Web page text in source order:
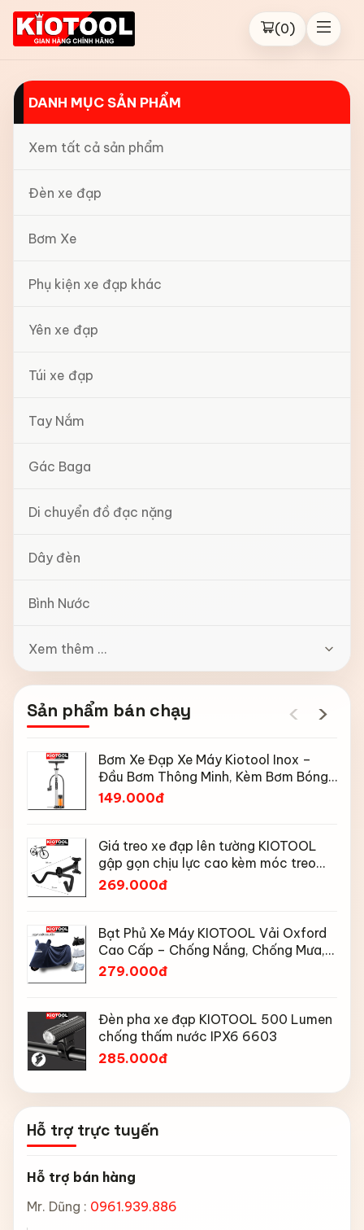
(0)
DANH MỤC SẢN PHẨM
Xem tất cả sản phẩm
Đèn xe đạp
Bơm Xe
Phụ kiện xe đạp khác
Yên xe đạp
Túi xe đạp
Tay Nắm
Gác Baga
Di chuyển đồ đạc nặng
Dây đèn
Bình Nước
Xem thêm ...
Sản phẩm bán chạy ‹ ›
Bơm Xe Đạp Xe Máy Kiotool Inox –
Đầu Bơm Thông Minh, Kèm Bơm Bóng,
Đồng Hồ 160 PSI
149.000đ
Giá treo xe đạp lên tường KIOTOOL
gập gọn chịu lực cao kèm móc treo
mũ bảo hiểm
269.000đ
Bạt Phủ Xe Máy KIOTOOL Vải Oxford
Cao Cấp – Chống Nắng, Chống Mưa,
Chống Bụi, Chống Tia UV, Có Phản
279.000đ
Đèn pha xe đạp KIOTOOL 500 Lumen
chống thấm nước IPX6 6603
285.000đ
Hỗ trợ trực tuyến
Hỗ trợ bán hàng
Mr. Dũng : 0961.939.886